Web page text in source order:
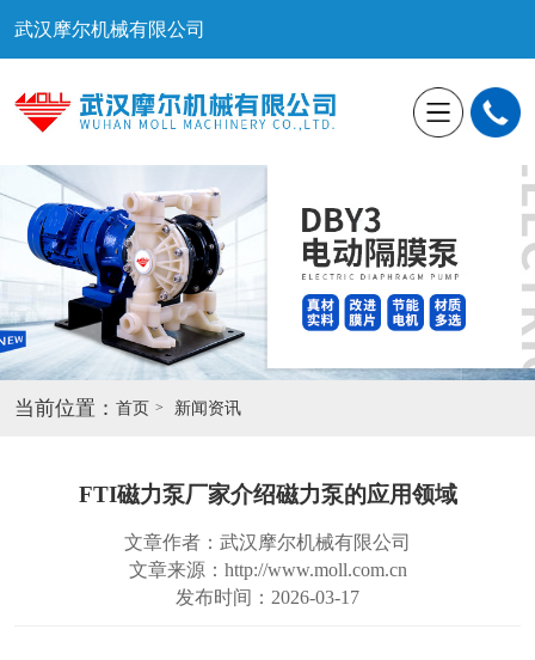
武汉摩尔机械有限公司
当前位置： 首页 新闻资讯
FTI磁力泵厂家介绍磁力泵的应用领域
文章作者：武汉摩尔机械有限公司
文章来源：http://www.moll.com.cn
发布时间：2026-03-17